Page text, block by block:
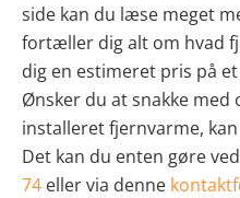
side kan du læse meget
fortæller dig alt om hvad
dig en estimeret pris på
Ønsker du at snakke med
installeret fjernvarme,
Det kan du enten gøre
74 eller via denne